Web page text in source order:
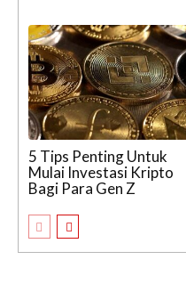
5 Tips Penting Untuk
Mulai Investasi Kripto
Bagi Para Gen Z